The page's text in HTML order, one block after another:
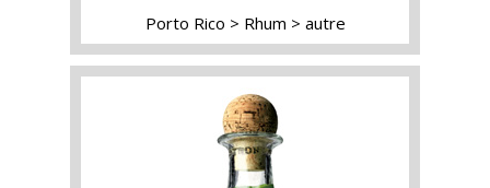
Porto Rico Rhum autre